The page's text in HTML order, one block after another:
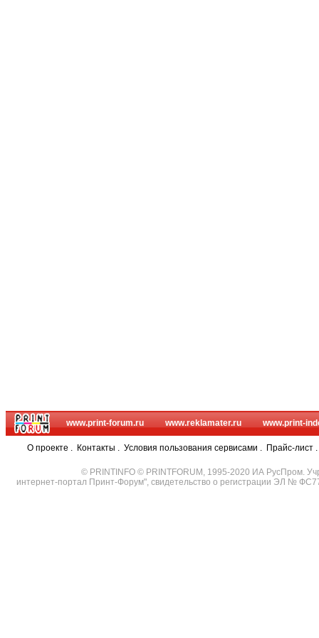
www.print-forum.ru www.reklamater.ru www.print-
О проекте . Контакты . Условия пользования сервисами . Прайс-лист .
© PRINTINFO © PRINTFORUM, 1995-2020 ИА РусПром.
интернет-портал Принт-Форум", свидетельство о регистрации ЭЛ №